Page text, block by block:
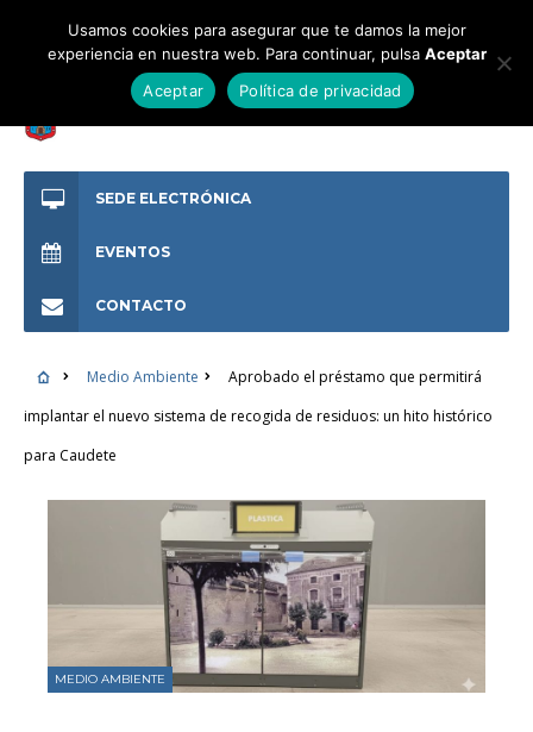
SEDE ELECTRÓNICA
EVENTOS
CONTACTO
Medio Ambiente
Aprobado el préstamo que permitirá
implantar el nuevo sistema de recogida de residuos: un hito histórico
para Caudete
MEDIO AMBIENTE
Usamos cookies para asegurar que te damos la mejor
experiencia en nuestra web. Para continuar, pulsa Aceptar
Aceptar
Política de privacidad